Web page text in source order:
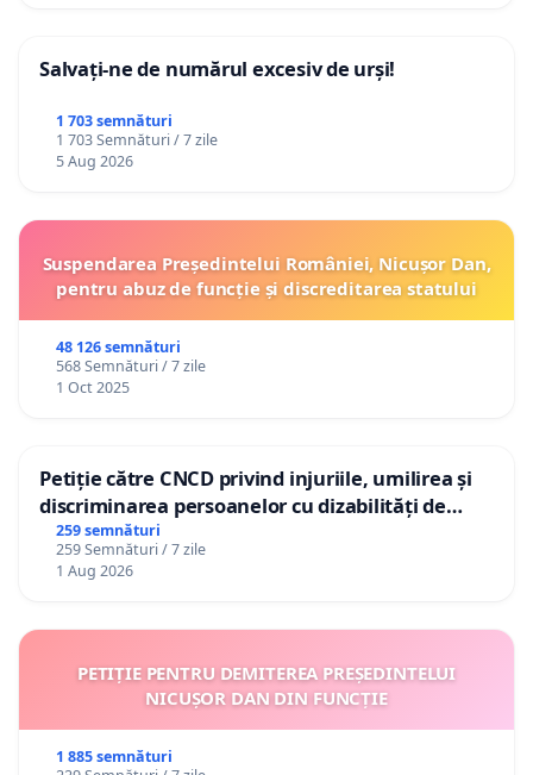
Salvați-ne de numărul excesiv de urși!
1 703 semnături
1 703 Semnături / 7 zile
5 Aug 2026
Suspendarea Președintelui României, Nicușor Dan,
pentru abuz de funcție și discreditarea statului
48 126 semnături
568 Semnături / 7 zile
1 Oct 2025
Petiție către CNCD privind injuriile, umilirea și
discriminarea persoanelor cu dizabilități de
către utilizatorul TikTok „Gorici”
259 semnături
259 Semnături / 7 zile
1 Aug 2026
PETIȚIE PENTRU DEMITEREA PREȘEDINTELUI
NICUȘOR DAN DIN FUNCȚIE
1 885 semnături